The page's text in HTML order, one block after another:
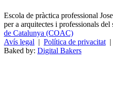
Escola de pràctica professional
per a arquitectes i professionals del
de Catalunya (COAC)
Avís legal | Política de privacitat |
Baked by: Digital Bakers